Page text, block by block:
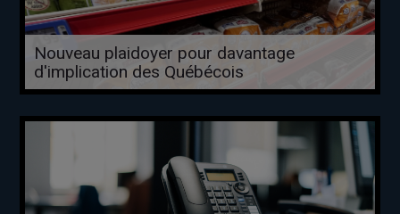
Nouveau plaidoyer pour davantage
d'implication des Québécois